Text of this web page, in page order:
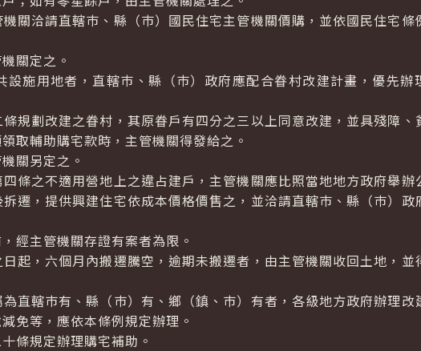
關洽請直轄巿、縣（巿）國民住宅主管機關價購，並依國民住宅條
關定之。
用地者，直轄巿、縣（巿）政府應配合眷村改建計畫，優先辦
劃改建之眷村，其原眷戶有四分之三以上同意改建，並具殘障、
取輔助購宅款時，主管機關得發給之。
關另定之。
之不適用營地上之違占建戶，主管機關應比照當地地方政府舉辦
遷，提供興建住宅依成本價格價售之，並洽請直轄巿、縣（巿）政
經主管機關存證有案者為限。
起，六個月內搬遷騰空，逾期未搬遷者，由主管機關收回土地，並
轄巿有、縣（巿）有、鄉（鎮、巿）有者，各級地方政府辦理改
免等，應依本條例規定辦理。
條規定辦理購宅補助。